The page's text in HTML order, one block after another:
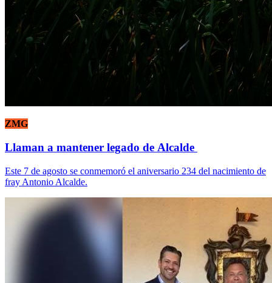
ZMG
Llaman a mantener legado de Alcalde
Este 7 de agosto se conmemoró el aniversario 234 del nacimiento de
fray Antonio Alcalde.